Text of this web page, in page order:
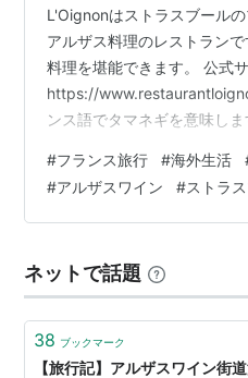
L'Oignonはストラスブール
アルザス料理のレストラン
料理を堪能できます。 公式
https://
ンス語でタマネギを意味し
シュークルート。「La
viandes」というメニューで
なシュークルート 〜5種の
キャベツ…
#フランス旅行 #海外生活
#アルザスワイン #ストラ
ネットで話題
38 ブックマーク
【旅行記】アルザスワイン街